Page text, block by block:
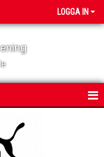
LOGGA IN